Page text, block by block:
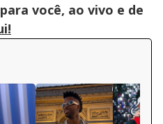
você, ao vivo e de